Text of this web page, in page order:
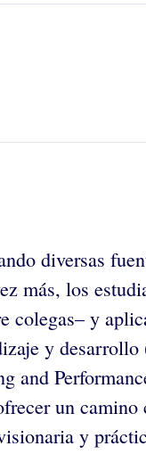
diversas
más, los
colegas– y
y
and
un
y